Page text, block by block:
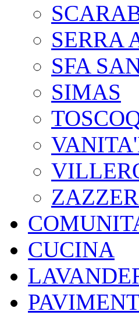
SERRA
SFA
SIMAS
CUCINA